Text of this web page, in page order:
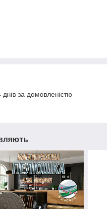
за домовленістю